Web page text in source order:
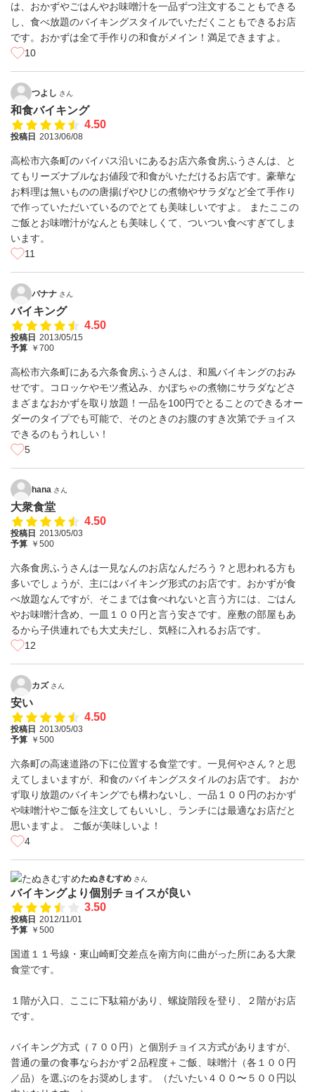
は、おかずやごはんやお味噌汁を一品ずつ注文することもできる
し、食べ放題のバイキングスタイルでいただくこともできるお店
です。おかずは全て手作りの和食がメイン！満足できますよ。
10
つよし さん
和食バイキング
4.50
投稿日 2013/06/08
高松市六条町のバイパス沿いにあるお店六条食房ふうさんは、と
てもリーズナブルなお値段で和食がいただけるお店です。豪華な
お料理は無いものの唐揚げやひじの煮物やサラダなど全て手作り
で作っていただいているのでとても美味しいですよ。 またここの
ご飯とお味噌汁がなんとも美味しくて、ついつい食べすぎてしま
います。
11
バナナ さん
バイキング
4.50
投稿日 2013/05/15
予算 ￥700
高松市六条町にある六条食房ふうさんは、和風バイキングのおみ
せです。コロッケやモツ煮込み、かぼちゃの煮物にサラダなどさ
まざまなおかずを取り放題！一品を100円でとることのできるオー
ダーのタイプでも可能で、そのときのお腹のすき次第でチョイス
できるのもうれしい！
5
hana さん
大衆食堂
4.50
投稿日 2013/05/03
予算 ￥500
六条食房ふうさんは一見なんのお店なんだろう？と思われる方も
多いでしょうが、主にはバイキング形式のお店です。おかずが食
べ放題なんですが、そこまでは食べれないと言う方には、ごはん
やお味噌汁含め、一皿１００円と言う安さです。座敷の部屋もあ
るから子供連れでも大丈夫だし、気軽に入れるお店です。
12
カズ さん
安い
4.50
投稿日 2013/05/03
予算 ￥500
六条町の高速道路の下に位置する食堂です。一見何やさん？と思
えてしまいますが、和食のバイキングスタイルのお店です。 おか
ず取り放題のバイキングでも構わないし、一品１００円のおかず
や味噌汁やご飯を注文してもいいし、ランチには最適なお店だと
思いますよ。 ご飯が美味しいよ！
4
たぬきむすめ さん
バイキングより個別チョイスが良い
3.50
投稿日 2012/11/01
予算 ￥500
国道１１号線・東山崎町交差点を南方向に曲がった所にある大衆
食堂です。
１階が入口、ここに下駄箱があり、螺旋階段を登り、２階がお店
です。
バイキング方式（７００円）と個別チョイス方式がありますが、
普通の量の食事ならおかず２品程度＋ご飯、味噌汁（各１００円
／品）を選ぶのをお奨めします。（だいたい４００〜５００円以